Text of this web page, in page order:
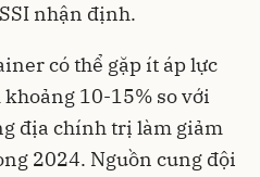
nhận định.
có thể gặp ít áp lực
10-15% so với
địa chính trị làm giảm
2024. Nguồn cung đội